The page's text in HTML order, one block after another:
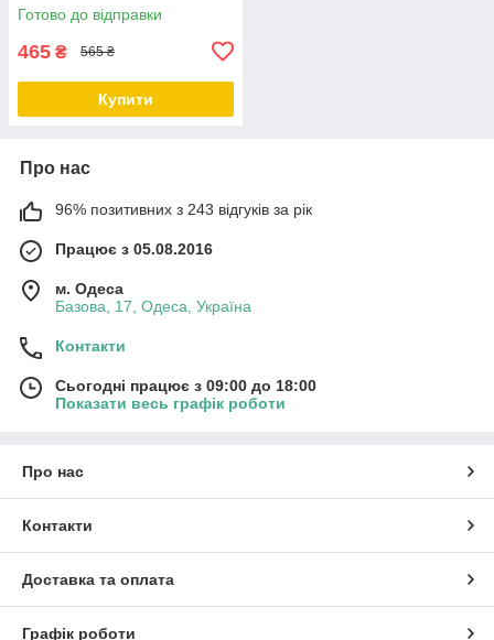
Готово до відправки
465 ₴ 565 ₴
Купити
Про нас
96% позитивних з 243 відгуків за рік
Працює з 05.08.2016
м. Одеса
Базова, 17, Одеса, Україна
Контакти
Сьогодні працює з 09:00 до 18:00
Показати весь графік роботи
Про нас
Контакти
Доставка та оплата
Графік роботи